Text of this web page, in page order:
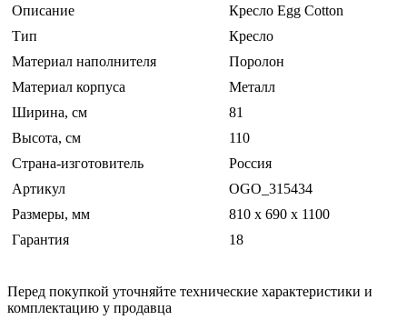
Описание
Кресло Egg Cotton
Тип
Кресло
Материал наполнителя
Поролон
Материал корпуса
Металл
Ширина, см
81
Высота, см
110
Страна-изготовитель
Россия
Артикул
OGO_315434
Размеры, мм
810 x 690 x 1100
Гарантия
18
Перед покупкой уточняйте технические характеристики и
комплектацию у продавца